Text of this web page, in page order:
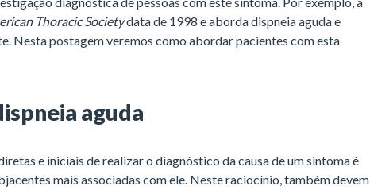
Thoracic Societydata de 1998 e aborda dispneia aguda e
Nesta postagem veremos como abordar pacientes com esta
aguda
e iniciais de realizar o diagnóstico da causa de um sintoma é
mais associadas com ele. Neste raciocínio, também devem